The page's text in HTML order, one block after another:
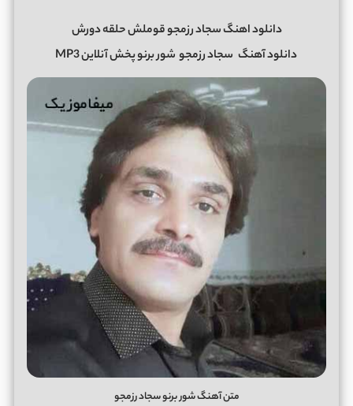
دانلود اهنگ سجاد رزمجو قوملش حلقه دورش
دانلود آهنگ سجاد رزمجو شور برنو پخش آنلاین MP3
متن آهنگ شور برنو سجاد رزمجو